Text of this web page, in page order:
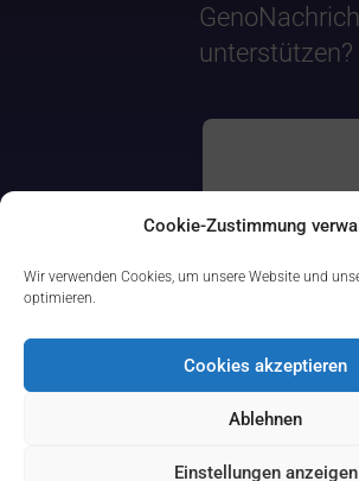
Cookie-Zustimmung
Wir verwenden Cookies, um unsere Website und
optimieren.
Cookies akzeptieren
Ablehnen
Einstellungen anzeigen
unterstützen?